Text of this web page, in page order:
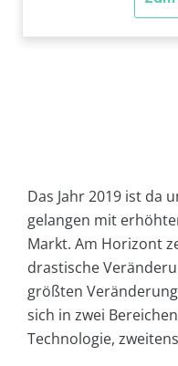
Das Jahr 2019 ist da
gelangen mit
Markt. Am Horizont
drastische
größten
sich in zwei
Technologie,